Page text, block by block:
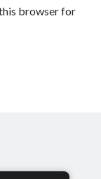
browser for